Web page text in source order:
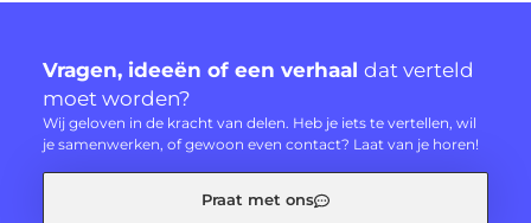
Vragen, ideeën of een verhaal dat verteld
moet worden?
Wij geloven in de kracht van delen. Heb je iets te vertellen, wil
je samenwerken, of gewoon even contact? Laat van je horen!
Praat met ons